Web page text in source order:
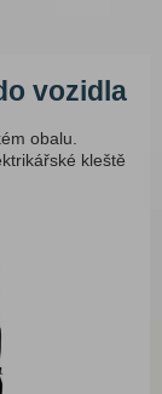
vozidla
obalu.
kleště